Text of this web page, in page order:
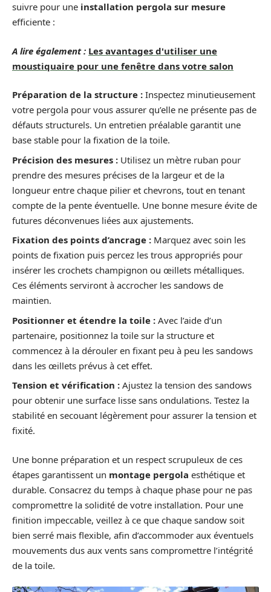
suivre pour une installation pergola sur mesure
efficiente :
A lire également : Les avantages d'utiliser une
moustiquaire pour une fenêtre dans votre salon
Préparation de la structure : Inspectez minutieusement
votre pergola pour vous assurer qu’elle ne présente pas de
défauts structurels. Un entretien préalable garantit une
base stable pour la fixation de la toile.
Précision des mesures : Utilisez un mètre ruban pour
prendre des mesures précises de la largeur et de la
longueur entre chaque pilier et chevrons, tout en tenant
compte de la pente éventuelle. Une bonne mesure évite de
futures déconvenues liées aux ajustements.
Fixation des points d’ancrage : Marquez avec soin les
points de fixation puis percez les trous appropriés pour
insérer les crochets champignon ou œillets métalliques.
Ces éléments serviront à accrocher les sandows de
maintien.
Positionner et étendre la toile : Avec l’aide d’un
partenaire, positionnez la toile sur la structure et
commencez à la dérouler en fixant peu à peu les sandows
dans les œillets prévus à cet effet.
Tension et vérification : Ajustez la tension des sandows
pour obtenir une surface lisse sans ondulations. Testez la
stabilité en secouant légèrement pour assurer la tension et
fixité.
Une bonne préparation et un respect scrupuleux de ces
étapes garantissent un montage pergola esthétique et
durable. Consacrez du temps à chaque phase pour ne pas
compromettre la solidité de votre installation. Pour une
finition impeccable, veillez à ce que chaque sandow soit
bien serré mais flexible, afin d’accommoder aux éventuels
mouvements dus aux vents sans compromettre l’intégrité
de la toile.